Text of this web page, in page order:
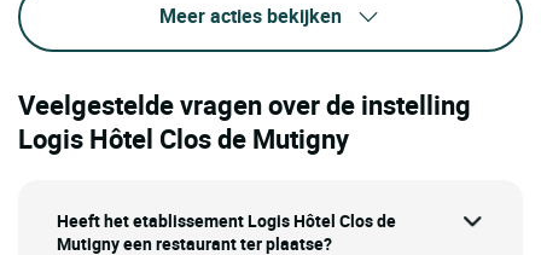
Meer acties bekijken
Veelgestelde vragen over de instelling
Logis Hôtel Clos de Mutigny
Heeft het etablissement Logis Hôtel Clos de
Mutigny een restaurant ter plaatse?